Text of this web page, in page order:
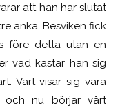
att han har slutat
anka. Besviken fick
före detta utan en
vad kastar han sig
Vart visar sig vara
och nu börjar vårt